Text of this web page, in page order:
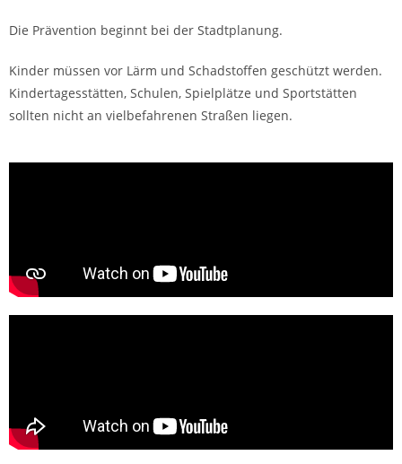
Die Prävention beginnt bei der Stadtplanung.
Kinder müssen vor Lärm und Schadstoffen geschützt werden.
Kindertagesstätten, Schulen, Spielplätze und Sportstätten
sollten nicht an vielbefahrenen Straßen liegen.